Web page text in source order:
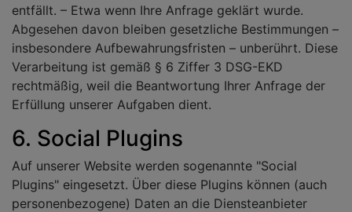
entfällt. – Etwa wenn Ihre Anfrage geklärt wurde.
Abgesehen davon bleiben gesetzliche Bestimmungen –
insbesondere Aufbewahrungsfristen – unberührt. Diese
Verarbeitung ist gemäß § 6 Ziffer 3 DSG-EKD
rechtmäßig, weil die Beantwortung Ihrer Anfrage der
Erfüllung unserer Aufgaben dient.
6. Social Plugins
Auf unserer Website werden sogenannte "Social
Plugins" eingesetzt. Über diese Plugins können (auch
personenbezogene) Daten an die Diensteanbieter